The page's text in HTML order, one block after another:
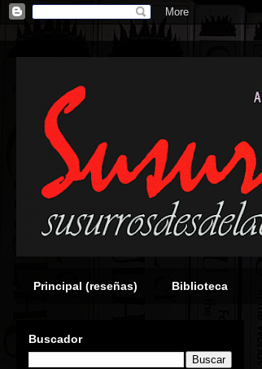
Principal (reseñas) Biblioteca
Buscador